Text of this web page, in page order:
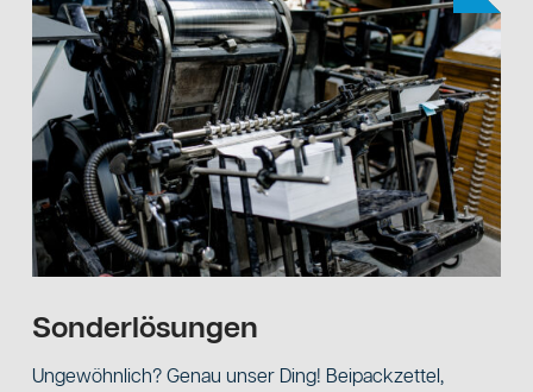
Sonderlösungen
Ungewöhnlich? Genau unser Ding! Beipackzettel,